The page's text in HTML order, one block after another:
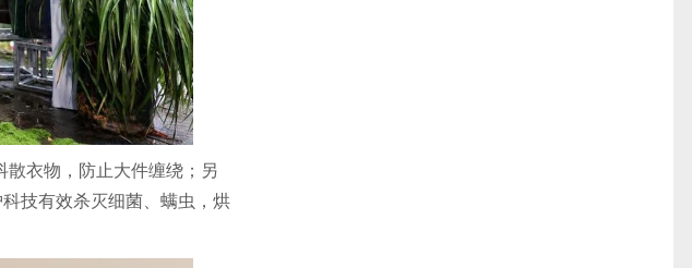
散衣物，防止大件缠绕；另
技有效杀灭细菌、螨虫，烘